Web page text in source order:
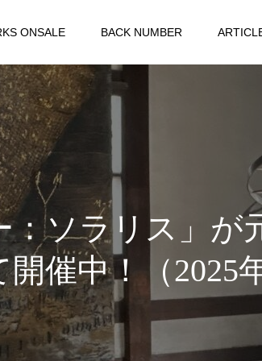
ONSALE BACK NUMBER
：ソラリス」が
催中！（2025